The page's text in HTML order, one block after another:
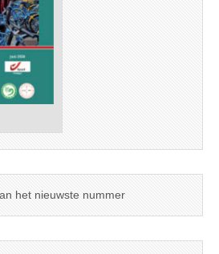
het nieuwste nummer